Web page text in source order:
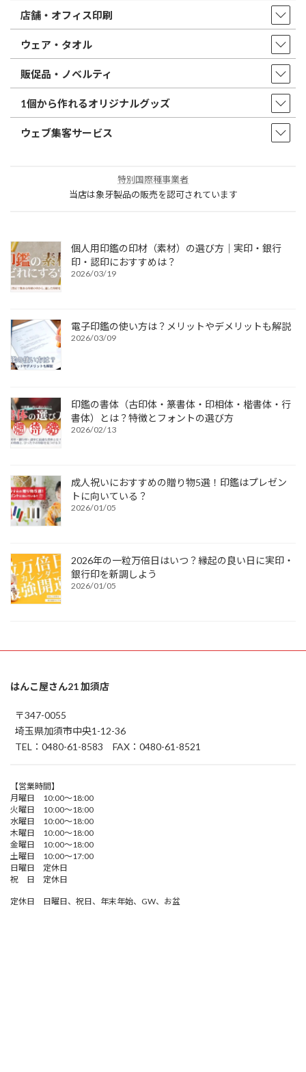
店舗・オフィス印刷
ウェア・タオル
販促品・ノベルティ
1個から作れるオリジナルグッズ
ウェブ集客サービス
特別国際種事業者
当店は象牙製品の販売を認可されています
個人用印鑑の印材（素材）の選び方｜実印・銀行
印・認印におすすめは？
2026/03/19
電子印鑑の使い方は？メリットやデメリットも解説
2026/03/09
印鑑の書体（古印体・篆書体・印相体・楷書体・行
書体）とは？特徴とフォントの選び方
2026/02/13
成人祝いにおすすめの贈り物5選！印鑑はプレゼン
トに向いている？
2026/01/05
2026年の一粒万倍日はいつ？縁起の良い日に実印・
銀行印を新調しよう
2026/01/05
はんこ屋さん21 加須店
〒347-0055
埼玉県加須市中央1-12-36
TEL：0480-61-8583 FAX：0480-61-8521
【営業時間】
月曜日 10:00～18:00
火曜日 10:00～18:00
水曜日 10:00～18:00
木曜日 10:00～18:00
金曜日 10:00～18:00
土曜日 10:00～17:00
日曜日 定休日
祝 日 定休日
定休日 日曜日、祝日、年末年始、GW、お盆